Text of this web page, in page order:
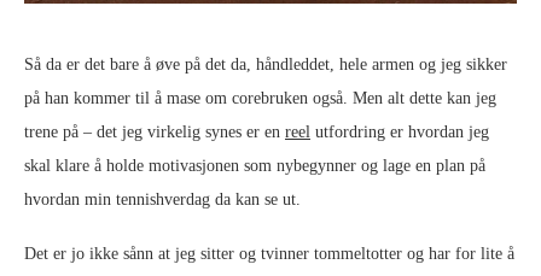
Så da er det bare å øve på det da, håndleddet, hele armen og jeg sikker
på han kommer til å mase om corebruken også. Men alt dette kan jeg
trene på – det jeg virkelig synes er en reel utfordring er hvordan jeg
skal klare å holde motivasjonen som nybegynner og lage en plan på
hvordan min tennishverdag da kan se ut.
Det er jo ikke sånn at jeg sitter og tvinner tommeltotter og har for lite å